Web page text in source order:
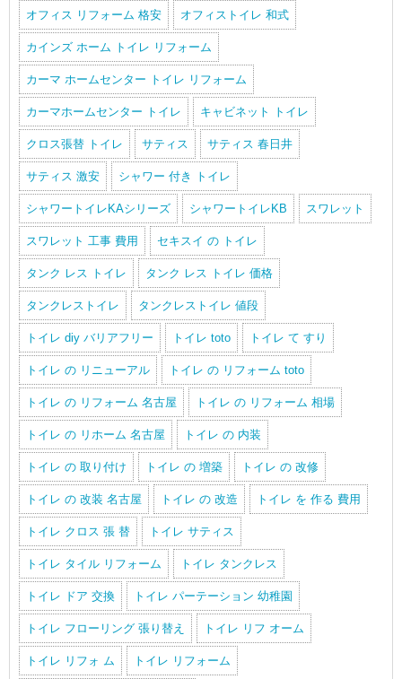
オフィス リフォーム 格安 オフィストイレ 和式
カインズ ホーム トイレ リフォーム
カーマ ホームセンター トイレ リフォーム
カーマホームセンター トイレ キャビネット トイレ
クロス張替 トイレ サティス サティス 春日井
サティス 激安 シャワー 付き トイレ
シャワートイレKAシリーズ シャワートイレKB スワレット
スワレット 工事 費用 セキスイ の トイレ
タンク レス トイレ タンク レス トイレ 価格
タンクレストイレ タンクレストイレ 値段
トイレ diy バリアフリー トイレ toto トイレ て すり
トイレ の リニューアル トイレ の リフォーム toto
トイレ の リフォーム 名古屋 トイレ の リフォーム 相場
トイレ の リホーム 名古屋 トイレ の 内装
トイレ の 取り付け トイレ の 増築 トイレ の 改修
トイレ の 改装 名古屋 トイレ の 改造 トイレ を 作る 費用
トイレ クロス 張 替 トイレ サティス
トイレ タイル リフォーム トイレ タンクレス
トイレ ドア 交換 トイレ パーテーション 幼稚園
トイレ フローリング 張り替え トイレ リフ オーム
トイレ リフォ ム トイレ リフォーム